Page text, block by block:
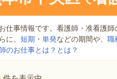
仕事情報です。看護師・准看護師
に、 短期 ・ 単発などの期間や、 職
のお仕事とは？とは？